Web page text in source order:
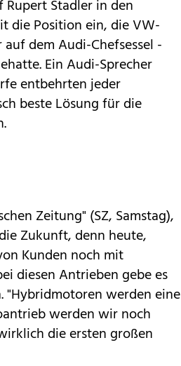
Rupert Stadler in den
die Position ein, die VW-
dem Audi-Chefsessel -
Ein Audi-Sprecher
entbehrten jeder
beste Lösung für die
Zeitung" (SZ, Samstag),
Zukunft, denn heute,
Kunden noch mit
diesen Antrieben gebe es
"Hybridmotoren werden eine
werden wir noch
die ersten großen